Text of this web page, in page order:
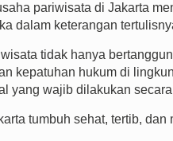
pariwisata di Jakarta
dalam keterangan
tidak hanya
kepatuhan hukum di
yang wajib dilakukan
tumbuh sehat, tertib,